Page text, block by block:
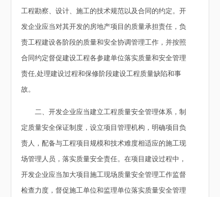
工程勘察、设计、施工的技术规范以及合同的约定。开
发企业应当对其开发的房地产项目的质量承担责任，负
责工程建设各阶段的质量和安全协调管理工作，并按照
合同约定督促建设工程各参建单位落实质量和安全管理
责任,处理建设过程和保修阶段建设工程质量缺陷和事
故。
二、开发企业应当建立工程质量安全管理体系，制
定质量安全保证制度，设立项目管理机构，明确项目负
责人，配备与工程项目规模和技术难度相适应的施工现
场管理人员，落实质量安全责任。在项目建设过程中，
开发企业应当加大项目施工现场质量安全管理工作监督
检查力度，督促施工单位和监理单位落实质量安全管理